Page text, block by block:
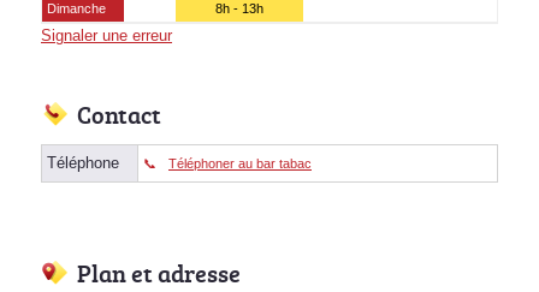
Dimanche
8h - 13h
Signaler une erreur
Contact
Téléphone Téléphoner au bar tabac
Plan et adresse